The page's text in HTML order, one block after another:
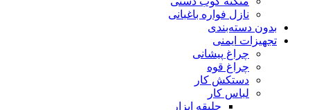
نازل فواره باغبانی
بدون دسته‌بندی
تجهیزات ایمنی
چراغ پیشانی
چراغ قوه
دستکش کار
لباس کار
جلیقه ابزار